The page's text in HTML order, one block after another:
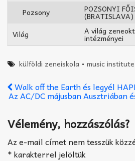
Pozsony POZSONYI
(BRATISLAVA)
Világ
A világ
intézményei
külföldi zeneiskola •music institute
Walk off the Earth és legyél
Az AC/DC májusban Ausztriában
Vélemény, hozzászólás?
Az e-mail címet nem tesszük
*karakterrel jelöltük